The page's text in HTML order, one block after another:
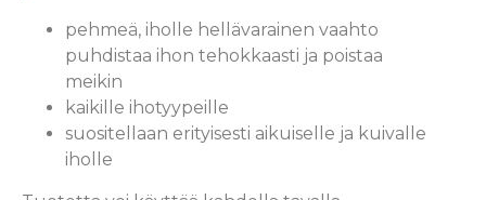
pehmeä, iholle hellävarainen vaahto
puhdistaa ihon tehokkaasti ja poistaa
meikin
kaikille ihotyypeille
suositellaan erityisesti aikuiselle ja kuivalle
iholle